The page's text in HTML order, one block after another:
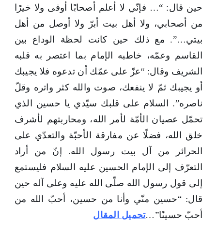
حين قال: “… فإنّي لا أعلم أصحابًا أوفى ولا خيرًا
من أصحابي، ولا أهل بيت أبرّ ولا أوصل من أهل
بيتي…”. مع ذلك حين كانت لحظة الوداع بين
القاسم وعمّه، خاطبه الإمام بما اعتصر به قلبه
الشريف وقال: “عزّ على عمّك أن تدعوه فلا يجيبك
أو يجيبك ثمّ لا ينفعك، صوت والله كثر واتره وقلّ
ناصره”. السلام على قلبك سيّدي يا حسين الذي
تحمّل عصيان الأمّة لأمر الله، ومحاربتهم لأشرف
خلق الله، فضلًا عن مفارقة الأحبّة والتعدّي على
الحرائر من آل بيت رسول الله. إنّ من أراد
التعرّف إلى الإمام الحسين عليه السلام فليستمع
إلى قول رسول الله صلّى الله عليه وعلى آله حين
قال: “حسين منّي وأنا من حسين، أحبّ الله من
أحبّ حسينًا”…تحميل المقال